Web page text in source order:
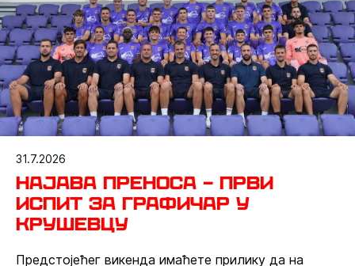
31.7.2026
Најава преноса – Први
испит за Графичар у
Крушевцу
Предстојећег викенда имаћете прилику да на